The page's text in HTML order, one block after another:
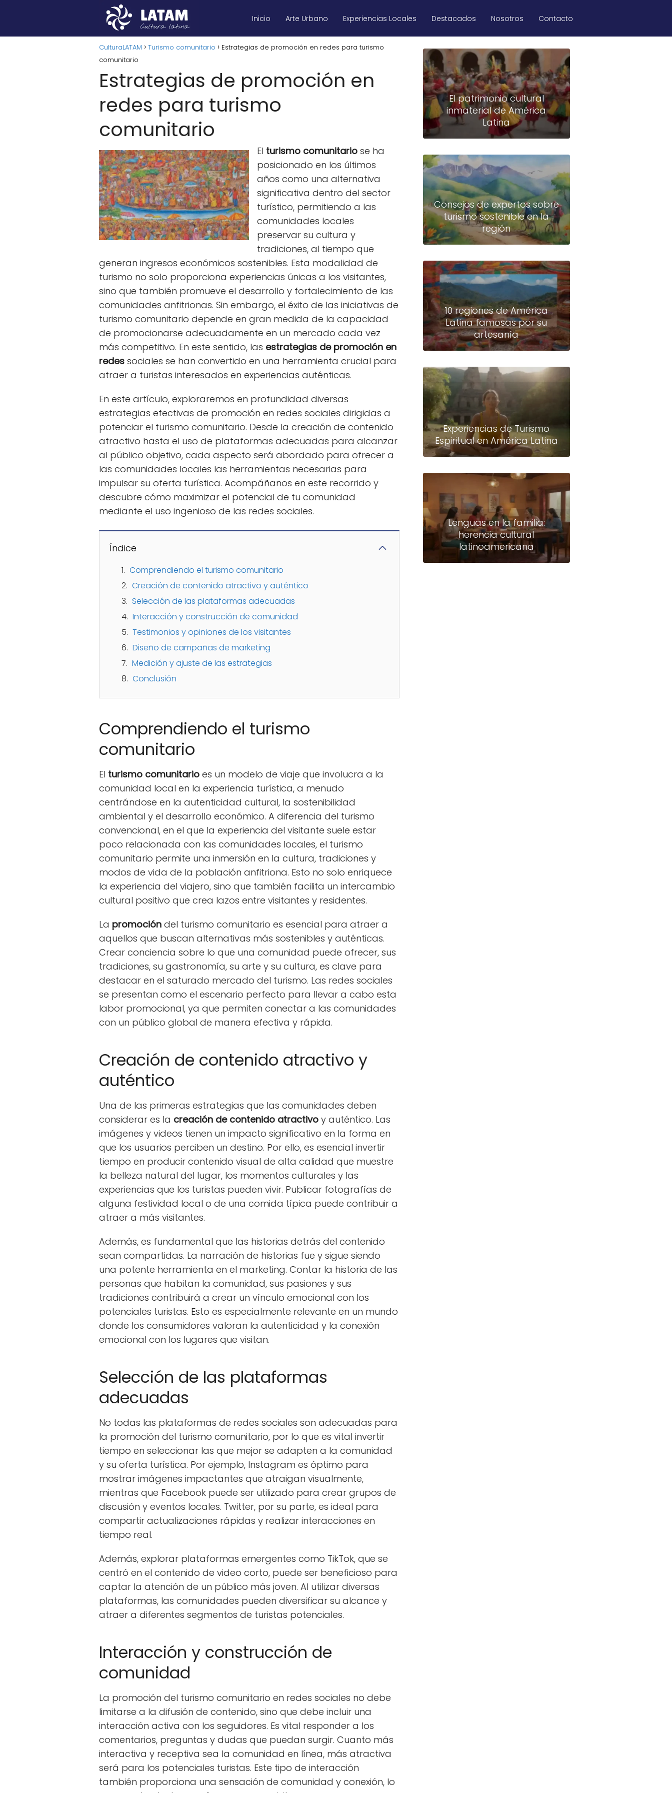
Inicio Arte Urbano Experiencias Locales Destacados Nosotros Contacto
CulturaLATAM Turismo comunitario
Estrategias de promoción en redes para turismo
comunitario
Estrategias de promoción en
redes para turismo
comunitario
El turismo comunitario se ha
posicionado en los últimos
años como una alternativa
significativa dentro del sector
turístico, permitiendo a las
comunidades locales
preservar su cultura y
tradiciones, al tiempo que
generan ingresos económicos sostenibles. Esta modalidad de
turismo no solo proporciona experiencias únicas a los visitantes,
sino que también promueve el desarrollo y fortalecimiento de las
comunidades anfitrionas. Sin embargo, el éxito de las iniciativas de
turismo comunitario depende en gran medida de la capacidad
de promocionarse adecuadamente en un mercado cada vez
más competitivo. En este sentido, las estrategias de promoción en
redes sociales se han convertido en una herramienta crucial para
atraer a turistas interesados en experiencias auténticas.
En este artículo, exploraremos en profundidad diversas
estrategias efectivas de promoción en redes sociales dirigidas a
potenciar el turismo comunitario. Desde la creación de contenido
atractivo hasta el uso de plataformas adecuadas para alcanzar
al público objetivo, cada aspecto será abordado para ofrecer a
las comunidades locales las herramientas necesarias para
impulsar su oferta turística. Acompáñanos en este recorrido y
descubre cómo maximizar el potencial de tu comunidad
mediante el uso ingenioso de las redes sociales.
Índice
Comprendiendo el turismo comunitario
Creación de contenido atractivo y auténtico
Selección de las plataformas adecuadas
Interacción y construcción de comunidad
Testimonios y opiniones de los visitantes
Diseño de campañas de marketing
Medición y ajuste de las estrategias
Conclusión
Comprendiendo el turismo
comunitario
El turismo comunitario es un modelo de viaje que involucra a la
comunidad local en la experiencia turística, a menudo
centrándose en la autenticidad cultural, la sostenibilidad
ambiental y el desarrollo económico. A diferencia del turismo
convencional, en el que la experiencia del visitante suele estar
poco relacionada con las comunidades locales, el turismo
comunitario permite una inmersión en la cultura, tradiciones y
modos de vida de la población anfitriona. Esto no solo enriquece
la experiencia del viajero, sino que también facilita un intercambio
cultural positivo que crea lazos entre visitantes y residentes.
La promoción del turismo comunitario es esencial para atraer a
aquellos que buscan alternativas más sostenibles y auténticas.
Crear conciencia sobre lo que una comunidad puede ofrecer, sus
tradiciones, su gastronomía, su arte y su cultura, es clave para
destacar en el saturado mercado del turismo. Las redes sociales
se presentan como el escenario perfecto para llevar a cabo esta
labor promocional, ya que permiten conectar a las comunidades
con un público global de manera efectiva y rápida.
Creación de contenido atractivo y
auténtico
Una de las primeras estrategias que las comunidades deben
considerar es la creación de contenido atractivo y auténtico. Las
imágenes y videos tienen un impacto significativo en la forma en
que los usuarios perciben un destino. Por ello, es esencial invertir
tiempo en producir contenido visual de alta calidad que muestre
la belleza natural del lugar, los momentos culturales y las
experiencias que los turistas pueden vivir. Publicar fotografías de
alguna festividad local o de una comida típica puede contribuir a
atraer a más visitantes.
Además, es fundamental que las historias detrás del contenido
sean compartidas. La narración de historias fue y sigue siendo
una potente herramienta en el marketing. Contar la historia de las
personas que habitan la comunidad, sus pasiones y sus
tradiciones contribuirá a crear un vínculo emocional con los
potenciales turistas. Esto es especialmente relevante en un mundo
donde los consumidores valoran la autenticidad y la conexión
emocional con los lugares que visitan.
Selección de las plataformas
adecuadas
No todas las plataformas de redes sociales son adecuadas para
la promoción del turismo comunitario, por lo que es vital invertir
tiempo en seleccionar las que mejor se adapten a la comunidad
y su oferta turística. Por ejemplo, Instagram es óptimo para
mostrar imágenes impactantes que atraigan visualmente,
mientras que Facebook puede ser utilizado para crear grupos de
discusión y eventos locales. Twitter, por su parte, es ideal para
compartir actualizaciones rápidas y realizar interacciones en
tiempo real.
Además, explorar plataformas emergentes como TikTok, que se
centró en el contenido de video corto, puede ser beneficioso para
captar la atención de un público más joven. Al utilizar diversas
plataformas, las comunidades pueden diversificar su alcance y
atraer a diferentes segmentos de turistas potenciales.
Interacción y construcción de
comunidad
La promoción del turismo comunitario en redes sociales no debe
limitarse a la difusión de contenido, sino que debe incluir una
interacción activa con los seguidores. Es vital responder a los
comentarios, preguntas y dudas que puedan surgir. Cuanto más
interactiva y receptiva sea la comunidad en línea, más atractiva
será para los potenciales turistas. Este tipo de interacción
también proporciona una sensación de comunidad y conexión, lo
El patrimonio cultural
inmaterial de América
Latina
Consejos de expertos sobre
turismo sostenible en la
región
10 regiones de América
Latina famosas por su
artesanía
Experiencias de Turismo
Espiritual en América Latina
Lenguas en la familia:
herencia cultural
latinoamericana